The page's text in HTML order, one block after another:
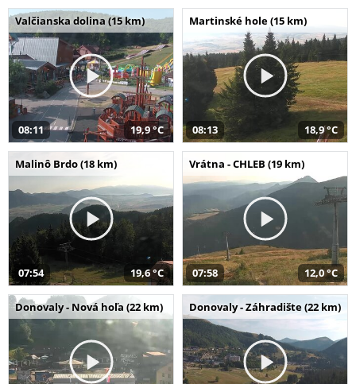
Valčianska dolina (15 km)
08:11 19,9 °C
Martinské hole (15 km)
08:13 18,9 °C
Malinô Brdo (18 km)
07:54 19,6 °C
Vrátna - CHLEB (19 km)
07:58 12,0 °C
Donovaly - Nová hoľa (22 km) Donovaly - Záhradište (22 km)